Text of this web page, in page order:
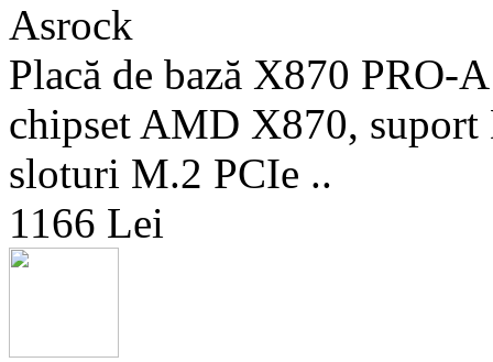
Asrock
Placă de bază X870
chipset AMD X870,
sloturi M.2 PCIe ..
1166 Lei